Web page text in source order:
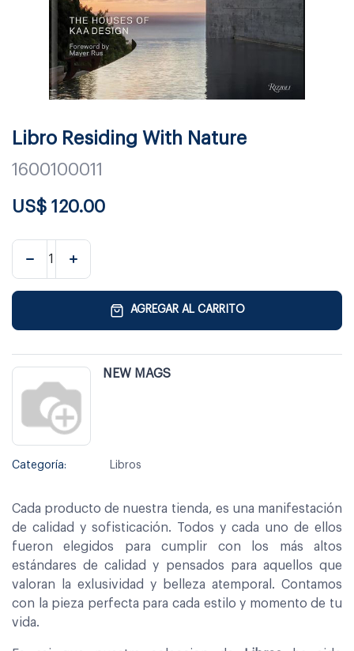
Libro Residing With Nature
1600100011
US$ 120.00
AGREGAR AL CARRITO
NEW MAGS
Categoría: Libros
Cada producto de nuestra tienda, es una manifestación
de calidad y sofisticación. Todos y cada uno de ellos
fueron elegidos para cumplir con los más altos
estándares de calidad y pensados para aquellos que
valoran la exlusividad y belleza atemporal. Contamos
con la pieza perfecta para cada estilo y momento de tu
vida.